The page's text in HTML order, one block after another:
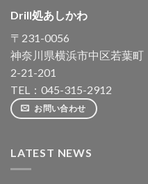
Drill処あしかわ
〒231-0056
神奈川県横浜市中区若葉町
2-21-201
TEL：045-315-2912
お問い合わせ
LATEST NEWS